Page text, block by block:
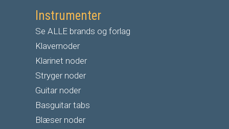
Instrumenter
Se ALLE brands og forlag
Klavernoder
Klarinet noder
Stryger noder
Guitar noder
Basguitar tabs
Blæser noder